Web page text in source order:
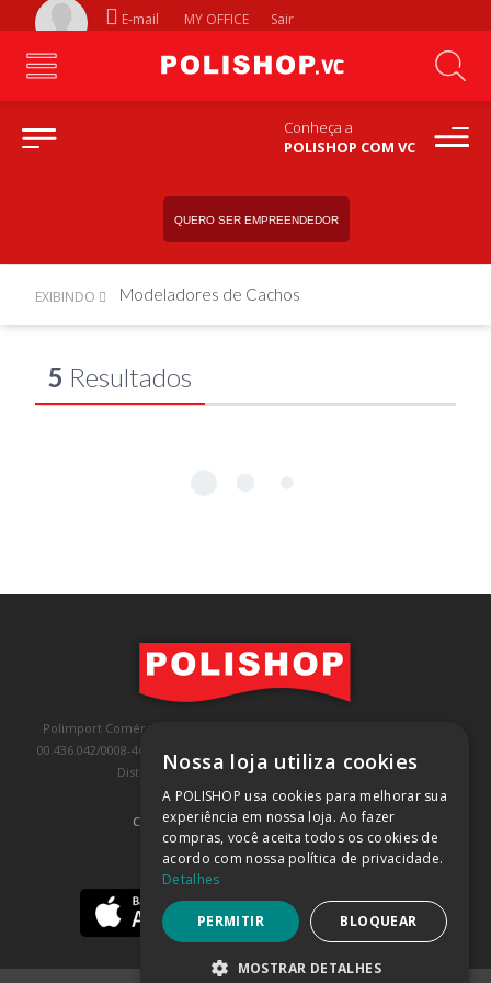
E-mail MY OFFICE Sair
Conheça a
POLISHOP COM VC
QUERO SER EMPREENDEDOR
EXIBINDO Modeladores de Cachos
5 Resultados
Polimport Comércio e Exportação LTDA, inscrita no CNPJ/MF sob o nº
00.436.042/0008-46, IE 407.458.707.103, com sede na Rua Kanebo, nº 175,
Distrito Industrial, Jundiaí/SP, CEP: 13213-090
COMPRA 100% SEGURA (SAIBA MAIS)
BAIXE NOSSO APP
Nossa loja utiliza cookies
A POLISHOP usa cookies para melhorar sua
experiência em nossa loja. Ao fazer
compras, você aceita todos os cookies de
acordo com nossa política de privacidade.
Detalhes
PERMITIR BLOQUEAR
MOSTRAR DETALHES